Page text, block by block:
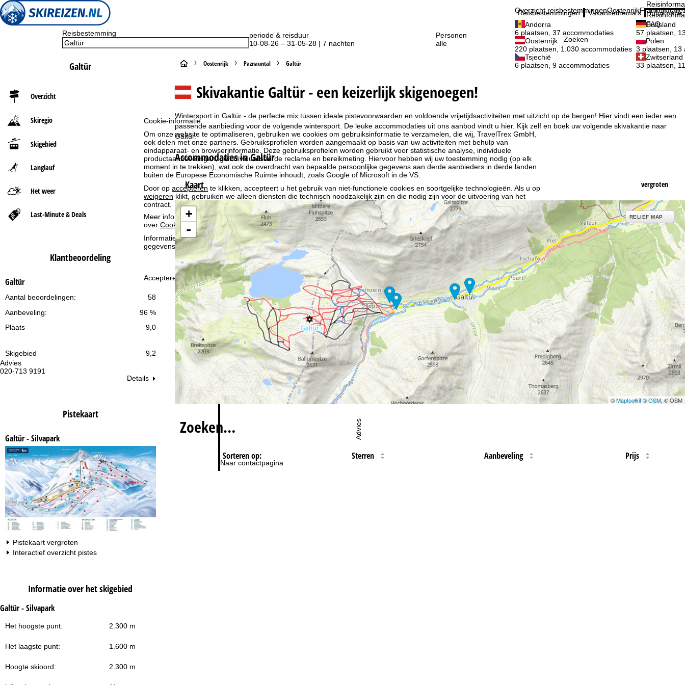
Cookie-informatie
Om onze website te optimaliseren, gebruiken we cookies om gebruiksinformatie te verzamelen, die wij, TravelTrex GmbH,
ook delen met onze partners. Gebruiksprofielen worden aangemaakt op basis van uw activiteiten met behulp van
eindapparaat- en browserinformatie. Deze gebruiksprofielen worden gebruikt voor statistische analyse, individuele
productaanbevelingen, geïndividualiseerde reclame en bereikmeting. Hiervoor hebben wij uw toestemming nodig (op elk
moment in te trekken), wat ook de overdracht van bepaalde persoonlijke gegevens aan derde aanbieders in derde landen
buiten de Europese Economische Ruimte inhoudt, zoals Google of Microsoft in de VS.
Door op accepteren te klikken, accepteert u het gebruik van niet-functionele cookies en soortgelijke technologieën. Als u op
weigeren klikt, gebruiken we alleen diensten die technisch noodzakelijk zijn en die nodig zijn voor de uitvoering van het
contract.
Meer informatie over het gebruik van cookies en de mogelijkheid om uw instellingen te wijzigen, vindt u in de informatie
over Cookie-Policy.
Informatie over de verantwoordelijke vind je in hetImpressum. Informatie over de doeleinden en jouw rechten omtrent
gegevensbescherming vind je onzePrivacy Policy.
Accepteren
Advies
020-713 9191
Openingstijden
ma-do:
09:00-17:00
vr:
09:00-14:00
za-zo:
gesloten
Naar contactpagina
Advies
Reisbestemmingen
Overzicht reisbestemmingenOostenrijkFrankrijkItalië
Andorra
6 plaatsen, 37 accommodaties
Duitsland
57 plaatsen,
Oostenrijk
220 plaatsen, 1.030 accommodaties
Polen
3 plaatsen, 13
Tsjechië
6 plaatsen, 9 accommodaties
Zwitserland
33 plaatsen,
Vakantiethema's Informatie
FAQ
Reisbestemming
periode & reisduur
10-08-26 – 31-05-28 | 7 nachten
Personen
alle
Zoeken
Galtür
Overzicht
Skiregio
Skigebied
Langlauf
Het weer
Last-Minute & Deals
Klantbeoordeling
Galtür
58
Aantal beoordelingen:
96 %
Aanbeveling:
Plaats
9,0
Skigebied 9,2
Details
Pistekaart
Galtür - Silvapark
Pistekaart vergroten
Interactief overzicht pistes
Informatie over het skigebied
Galtür - Silvapark
Het hoogste punt: 2.300 m
Het laagste punt: 1.600 m
Hoogte skioord: 2.300 m
S
t
r
t
p
a
g
i
n
a
Oostenrijk Paznauntal Galtür
Skivakantie Galtür - een keizerlijk skigenoegen!
Wintersport in Galtür - de perfecte mix tussen ideale pistevoorwaarden en voldoende vrijetijdsactiviteiten met uitzicht op de bergen! Hier vindt een ieder een
passende aanbieding voor de volgende wintersport. De leuke accommodaties uit ons aanbod vindt u hier. Kijk zelf en boek uw volgende skivakantie naar
Galtür.
Accommodaties in Galtür
Kaart vergroten
+
-
RELIEF MAP
©Maptoolkit©OSM, © OSM
Zoeken…
Sorteren op: Sterren Aanbeveling Prijs